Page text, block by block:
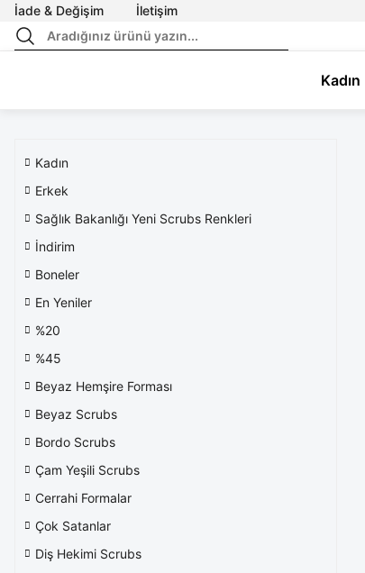
İade & Değişim İletişim
Kadın
Kadın
Erkek
Sağlık Bakanlığı Yeni Scrubs Renkleri
İndirim
Boneler
En Yeniler
%20
%45
Beyaz Hemşire Forması
Beyaz Scrubs
Bordo Scrubs
Çam Yeşili Scrubs
Cerrahi Formalar
Çok Satanlar
Diş Hekimi Scrubs